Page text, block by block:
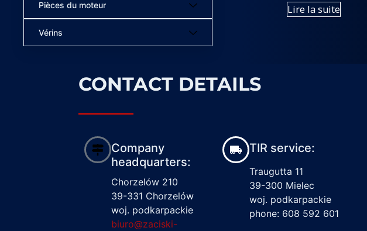
Pièces du moteur
Vérins
Lire la suite
CONTACT DETAILS
Company
headquarters:
Chorzelów 210
39-331 Chorzelów
woj. podkarpackie
biuro@zaciski-
TIR service:
Traugutta 11
39-300 Mielec
woj. podkarpackie
phone: 608 592 601